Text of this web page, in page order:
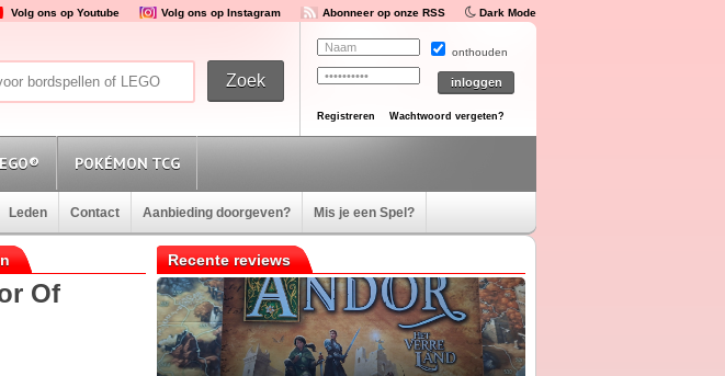
Volg ons op Youtube Volg ons op Instagram Abonneer op onze RSS Dark Mode
onthouden
Registreren Wachtwoord vergeten?
POKÉMON TCG
Leden Contact Aanbieding doorgeven? Mis je een Spel?
Of
Recente reviews